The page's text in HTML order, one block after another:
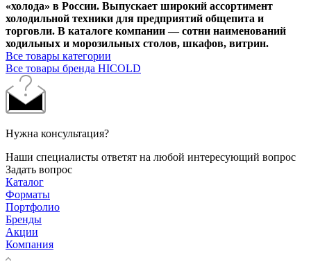
«холода» в России. Выпускает широкий ассортимент
холодильной техники для предприятий общепита и
торговли. В каталоге компании — сотни наименований
ходильных и морозильных столов, шкафов, витрин.
Все товары категории
Все товары бренда HICOLD
Нужна консультация?
Наши специалисты ответят на любой интересующий вопрос
Задать вопрос
Каталог
Форматы
Портфолио
Бренды
Акции
Компания